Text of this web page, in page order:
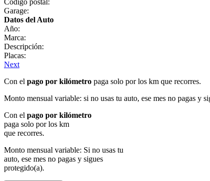
Garage:
Datos del Auto
Año:
Marca:
Descripción:
Placas:
Next
Con el pago por kilómetro paga solo por los km que recorres.
Monto mensual variable: si no usas tu auto, ese mes no pagas y
Con el pago por kilómetro
paga solo por los km
que recorres.
Monto mensual variable: Si no usas tu
auto, ese mes no pagas y sigues
protegido(a).